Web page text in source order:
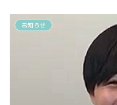
お知らせ